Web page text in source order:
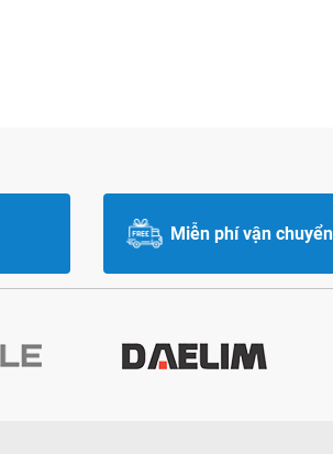
Miễn phí vận chuyển